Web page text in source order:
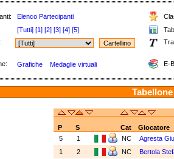
Elenco Partecipanti
[Tutti] [1] [2] [3] [4] [5]
Grafiche Medaglie virtuali E-
P S Cat
Giocatore
5
1 NC
Agresta
1
2 NC
Bertola